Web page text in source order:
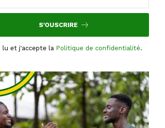
S'OUSCRIRE
lu et j'accepte la Politique de confidentialité.